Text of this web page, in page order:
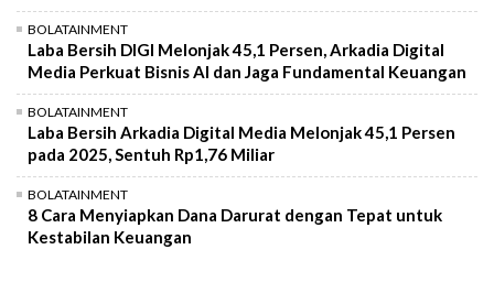
BOLATAINMENT
Laba Bersih DIGI Melonjak 45,1 Persen, Arkadia Digital
Media Perkuat Bisnis AI dan Jaga Fundamental Keuangan
BOLATAINMENT
Laba Bersih Arkadia Digital Media Melonjak 45,1 Persen
pada 2025, Sentuh Rp1,76 Miliar
BOLATAINMENT
8 Cara Menyiapkan Dana Darurat dengan Tepat untuk
Kestabilan Keuangan